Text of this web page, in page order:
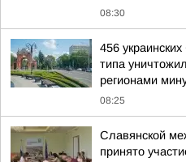
08:30
456
типа
регионами
08:25
Славянской
принято